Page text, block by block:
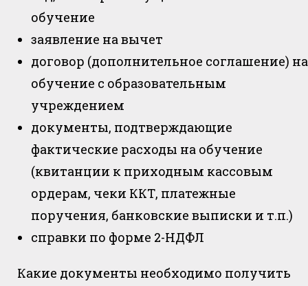
обучение
заявление на вычет
договор (дополнительное соглашение) на
обучение с образовательным
учреждением
документы, подтверждающие
фактические расходы на обучение
(квитанции к приходным кассовым
ордерам, чеки ККТ, платежные
поручения, банковские выписки и т.п.)
справки по форме 2-НДФЛ
Какие документы необходимо получить